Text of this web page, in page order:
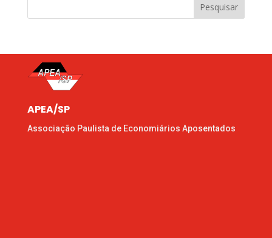
Pesquisar
APEA/SP
Associação Paulista de Economiários Aposentados